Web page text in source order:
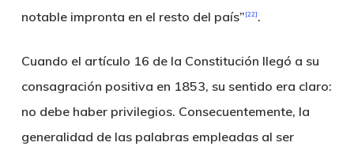
notable impronta en el resto del país” [22] .
Cuando el artículo 16 de la Constitución llegó a su
consagración positiva en 1853, su sentido era claro:
no debe haber privilegios. Consecuentemente, la
generalidad de las palabras empleadas al ser